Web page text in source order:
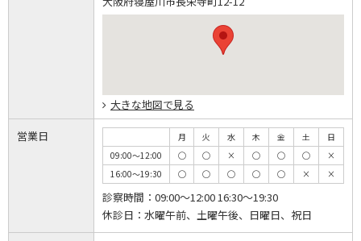
大きな地図で見る
営業日 月 火 水 木 金 土
日
09:00～12:00
◯ ◯ × ◯ ◯ ◯
×
16:00～19:30
◯ ◯ ◯ ◯ ◯ × ×
診察時間： 09:00～12:00 16:30～19:30
休診日： 水曜午前、土曜午後、日曜日、祝日